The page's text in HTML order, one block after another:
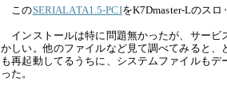
このSERIALATA1.5-PCIをK7Dmaster-Lのスロ
インストールは特に問題無かったが、サービ
かしい。他のファイルなど見て調べてみると
も再起動してるうちに、システムファイルもデ
った。